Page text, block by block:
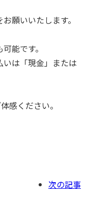
願いいたします。
能です。
は「現金」または
感ください。
次の記事